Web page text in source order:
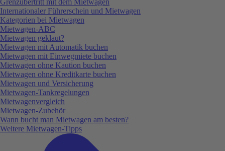
Internationaler Führerschein und Mietwagen
Kategorien bei Mietwagen
Mietwagen-ABC
Mietwagen geklaut?
Mietwagen mit Automatik buchen
Mietwagen mit Einwegmiete buchen
Mietwagen ohne Kaution buchen
Mietwagen ohne Kreditkarte buchen
Mietwagen und Versicherung
Mietwagen-Tankregelungen
Mietwagenvergleich
Mietwagen-Zubehör
Wann bucht man Mietwagen am besten?
Weitere Mietwagen-Tipps